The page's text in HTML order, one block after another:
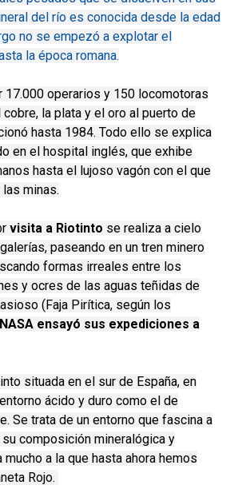
del río es conocida desde la edad
no se empezó a explotar el
la época romana.
17.000 operarios y 150 locomotoras
la plata y el oro al puerto de
hasta 1984. Todo ello se explica
en el hospital inglés, que exhibe
hasta el lujoso vagón con el que
minas.
visita a Riotinto se realiza a cielo
paseando en un tren minero
formas irreales entre los
y ocres de las aguas teñidas de
(Faja Pirítica, según los
NASA ensayó sus expediciones a
situada en el sur de España, en
ácido y duro como el de
Se trata de un entorno que fascina a
composición mineralógica y
a la que hasta ahora hemos
Rojo.